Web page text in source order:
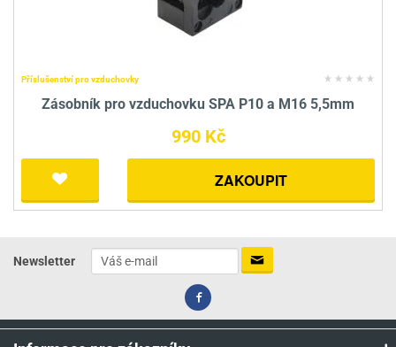
Příslušenství pro vzduchovky
Zásobník pro vzduchovku SPA P10 a M16 5,5mm
990 Kč
ZAKOUPIT
Newsletter